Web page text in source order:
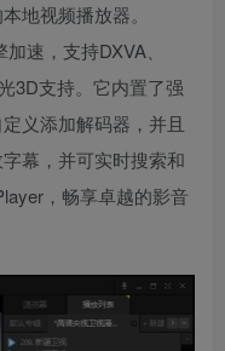
地视频播放器。
速，支持DXVA、
3D支持。它内置了强
义添加解码器，并且
幕，并可实时搜索和
，畅享卓越的影音